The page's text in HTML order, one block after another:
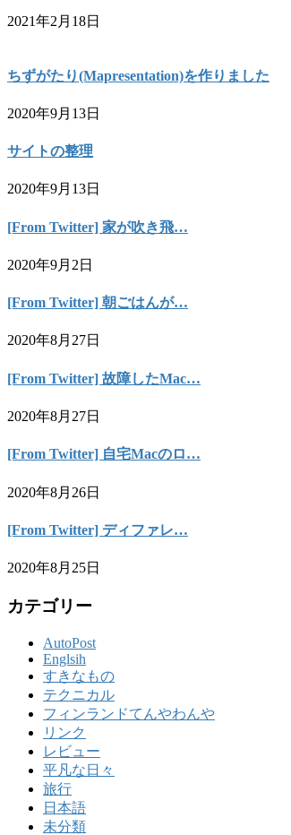
2021年2月18日
ちずがたり(Mapresentation)を作りました
2020年9月13日
サイトの整理
2020年9月13日
[From Twitter] 家が吹き飛…
2020年9月2日
[From Twitter] 朝ごはんが…
2020年8月27日
[From Twitter] 故障したMac…
2020年8月27日
[From Twitter] 自宅Macのロ…
2020年8月26日
[From Twitter] ディファレ…
2020年8月25日
カテゴリー
AutoPost
Englsih
すきなもの
テクニカル
フィンランドてんやわんや
リンク
レビュー
平凡な日々
旅行
日本語
未分類